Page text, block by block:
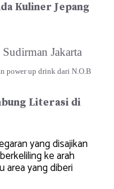
Kuliner Jepang
power up drink dari N.O.B
Literasi di
yang disajikan
ke arah
area yang diberi